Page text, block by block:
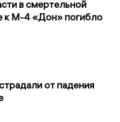
в смертельной
к М-4 «Дон» погибло
от падения